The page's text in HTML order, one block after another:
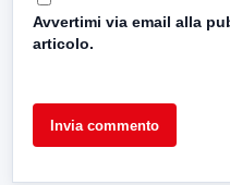
Avvertimi via email alla
articolo.